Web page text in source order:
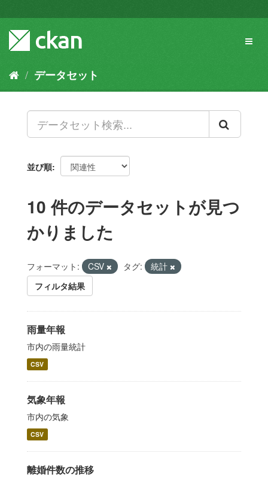
キ
容
データセット
並び順
10 件のデータセットが見つ
かりました
フォーマット: CSV タグ:
統計
フィルタ結果
雨量年報
市内の雨量統計
CSV
気象年報
市内の気象
CSV
離婚件数の推移